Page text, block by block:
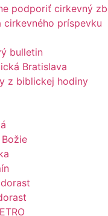
podporiť cirkevný
cirkevného príspevku
bulletin
Bratislava
z biblickej hodiny